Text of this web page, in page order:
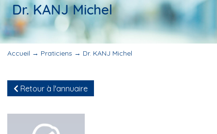
Dr. KANJ Michel
Accueil → Praticiens → Dr. KANJ Michel
Retour à l'annuaire